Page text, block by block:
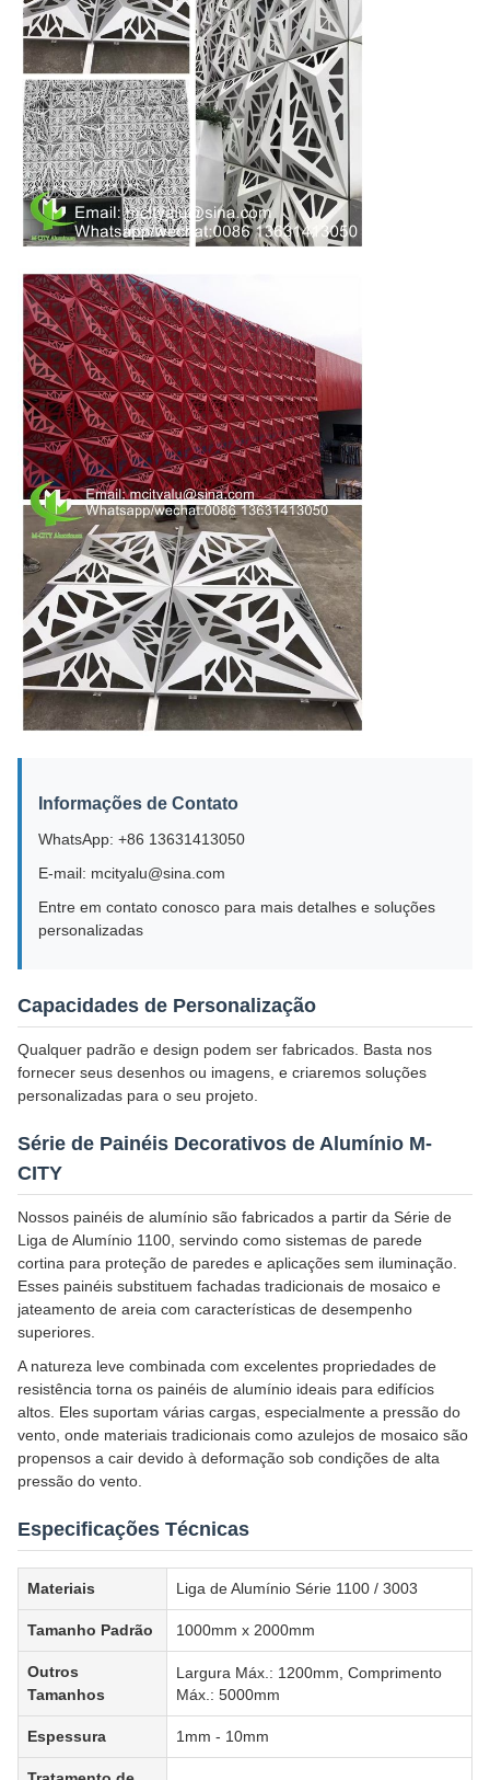
Informações de Contato
WhatsApp: +86 13631413050
E-mail: mcityalu@sina.com
Entre em contato conosco para mais detalhes e soluções
personalizadas
Capacidades de Personalização
Qualquer padrão e design podem ser fabricados. Basta nos
fornecer seus desenhos ou imagens, e criaremos soluções
personalizadas para o seu projeto.
Série de Painéis Decorativos de Alumínio M-
CITY
Nossos painéis de alumínio são fabricados a partir da Série de
Liga de Alumínio 1100, servindo como sistemas de parede
cortina para proteção de paredes e aplicações sem iluminação.
Esses painéis substituem fachadas tradicionais de mosaico e
jateamento de areia com características de desempenho
superiores.
A natureza leve combinada com excelentes propriedades de
resistência torna os painéis de alumínio ideais para edifícios
altos. Eles suportam várias cargas, especialmente a pressão do
vento, onde materiais tradicionais como azulejos de mosaico são
propensos a cair devido à deformação sob condições de alta
pressão do vento.
Especificações Técnicas
Materiais Liga de Alumínio Série 1100 / 3003
Tamanho Padrão 1000mm x 2000mm
Outros
Tamanhos
Largura Máx.: 1200mm, Comprimento
Máx.: 5000mm
Espessura 1mm - 10mm